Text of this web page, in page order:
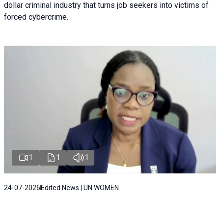
dollar criminal industry that turns job seekers into victims of
forced cybercrime.
1 1 1
24-07-2026Edited News | UN WOMEN